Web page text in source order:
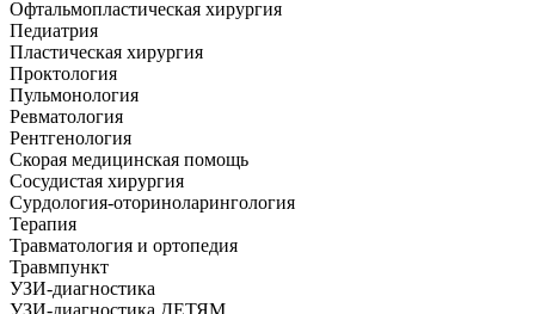
Офтальмопластическая хирургия
Педиатрия
Пластическая хирургия
Проктология
Пульмонология
Ревматология
Рентгенология
Скорая медицинская помощь
Сосудистая хирургия
Сурдология-оториноларингология
Терапия
Травматология и ортопедия
Травмпункт
УЗИ-диагностика
УЗИ-диагностика ДЕТЯМ